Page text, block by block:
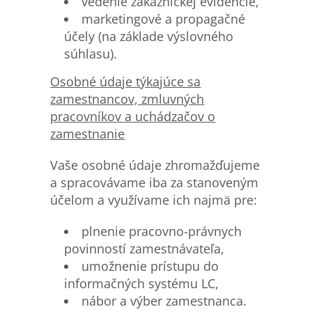
marketingové a propagačné
účely (na základe výslovného
súhlasu).
Osobné údaje týkajúce sa
zamestnancov, zmluvných
pracovníkov a uchádzačov o
zamestnanie
Vaše osobné údaje zhromažďujeme
a spracovávame iba za stanoveným
účelom a využívame ich najmä pre:
plnenie pracovno-právnych
povinností zamestnávateľa,
umožnenie prístupu do
informačných systému LC,
nábor a výber zamestnanca.